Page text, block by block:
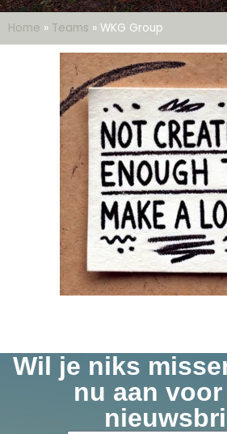
Home » Teams » WKG Group
Wil je niks
nu aan